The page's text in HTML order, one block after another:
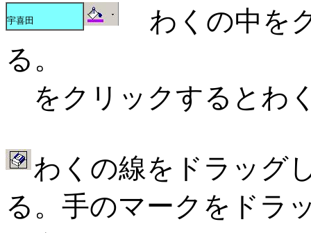
宇喜田
わくの中を
る。
をクリックするとわ
わくの線をドラッグ
る。手のマークをドラ